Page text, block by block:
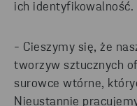
ich identyfikowalność.
- Cieszymy się, że
tworzyw sztucznych
surowce wtórne,
Nieustannie